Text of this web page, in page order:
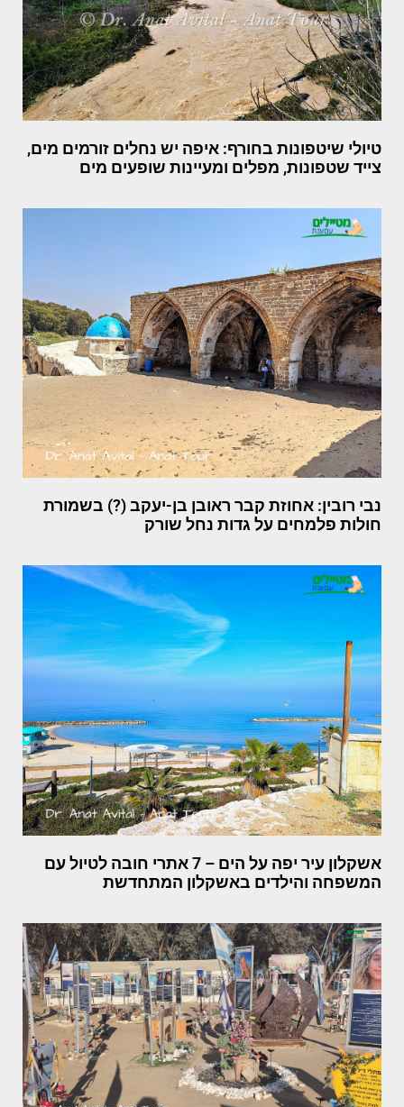
טיולי שיטפונות בחורף: איפה יש נחלים זורמים מים,
צייד שטפונות, מפלים ומעיינות שופעים מים
נבי רובין: אחוזת קבר ראובן בן-יעקב (?) בשמורת
חולות פלמחים על גדות נחל שורק
אשקלון עיר יפה על הים – 7 אתרי חובה לטיול עם
המשפחה והילדים באשקלון המתחדשת